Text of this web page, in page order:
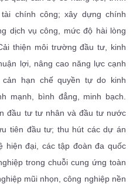
chính công; xây dựng chính
dịch vụ công, mức độ hài lòng
thiện môi trường đầu tư, kinh
lợi, nâng cao năng lực cạnh
hạn chế quyền tự do kinh
mạnh, bình đẳng, minh bạch.
đầu tư tư nhân và đầu tư nước
tiên đầu tư; thu hút các dự án
hiện đại, các tập đoàn đa quốc
trong chuỗi cung ứng toàn
mũi nhọn, công nghiệp nền